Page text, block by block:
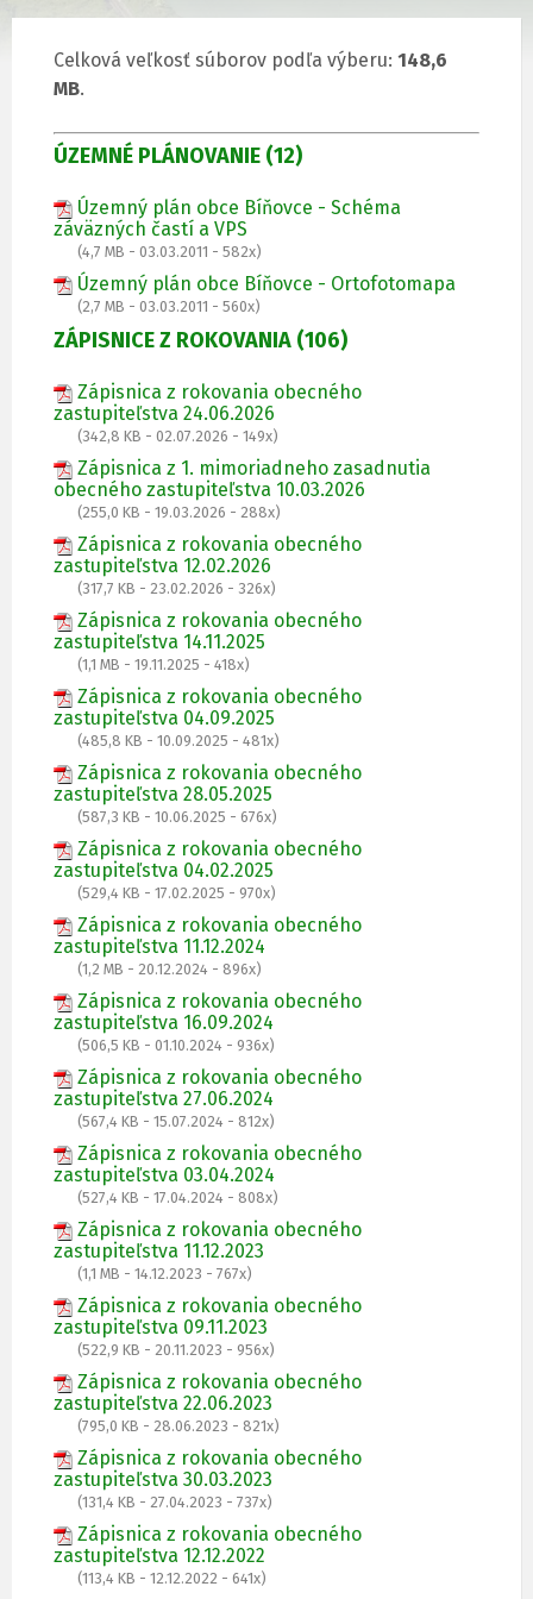
Celková veľkosť súborov podľa výberu: 148,6
MB.
ÚZEMNÉ PLÁNOVANIE (12)
Územný plán obce Bíňovce - Schéma
záväzných častí a VPS
(4,7 MB - 03.03.2011 - 582x)
Územný plán obce Bíňovce - Ortofotomapa
(2,7 MB - 03.03.2011 - 560x)
ZÁPISNICE Z ROKOVANIA (106)
Zápisnica z rokovania obecného
zastupiteľstva 24.06.2026
(342,8 KB - 02.07.2026 - 149x)
Zápisnica z 1. mimoriadneho zasadnutia
obecného zastupiteľstva 10.03.2026
(255,0 KB - 19.03.2026 - 288x)
Zápisnica z rokovania obecného
zastupiteľstva 12.02.2026
(317,7 KB - 23.02.2026 - 326x)
Zápisnica z rokovania obecného
zastupiteľstva 14.11.2025
(1,1 MB - 19.11.2025 - 418x)
Zápisnica z rokovania obecného
zastupiteľstva 04.09.2025
(485,8 KB - 10.09.2025 - 481x)
Zápisnica z rokovania obecného
zastupiteľstva 28.05.2025
(587,3 KB - 10.06.2025 - 676x)
Zápisnica z rokovania obecného
zastupiteľstva 04.02.2025
(529,4 KB - 17.02.2025 - 970x)
Zápisnica z rokovania obecného
zastupiteľstva 11.12.2024
(1,2 MB - 20.12.2024 - 896x)
Zápisnica z rokovania obecného
zastupiteľstva 16.09.2024
(506,5 KB - 01.10.2024 - 936x)
Zápisnica z rokovania obecného
zastupiteľstva 27.06.2024
(567,4 KB - 15.07.2024 - 812x)
Zápisnica z rokovania obecného
zastupiteľstva 03.04.2024
(527,4 KB - 17.04.2024 - 808x)
Zápisnica z rokovania obecného
zastupiteľstva 11.12.2023
(1,1 MB - 14.12.2023 - 767x)
Zápisnica z rokovania obecného
zastupiteľstva 09.11.2023
(522,9 KB - 20.11.2023 - 956x)
Zápisnica z rokovania obecného
zastupiteľstva 22.06.2023
(795,0 KB - 28.06.2023 - 821x)
Zápisnica z rokovania obecného
zastupiteľstva 30.03.2023
(131,4 KB - 27.04.2023 - 737x)
Zápisnica z rokovania obecného
zastupiteľstva 12.12.2022
(113,4 KB - 12.12.2022 - 641x)